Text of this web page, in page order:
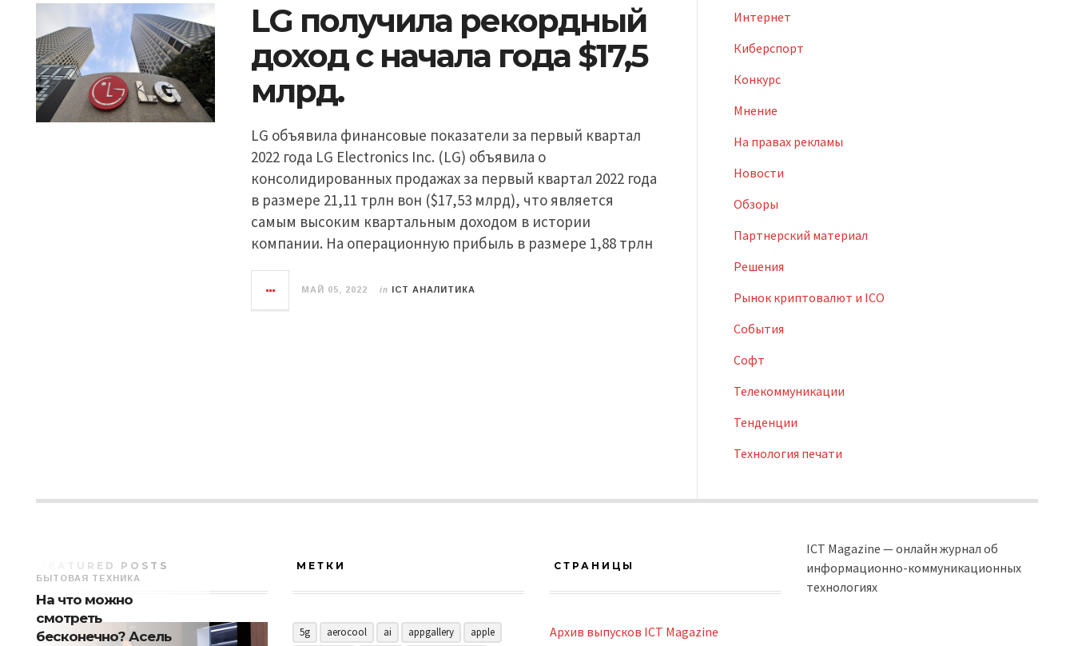
LG получила рекордный
доход с начала года $17,5
млрд.
LG объявила финансовые показатели за первый квартал
2022 года LG Electronics Inc. (LG) объявила о
консолидированных продажах за первый квартал 2022 года
в размере 21,11 трлн вон ($17,53 млрд), что является
самым высоким квартальным доходом в истории
компании. На операционную прибыль в размере 1,88 трлн
МАЙ 05, 2022 in ICT АНАЛИТИКА
Интернет
Киберспорт
Конкурс
Мнение
На правах рекламы
Новости
Обзоры
Партнерский материал
Решения
Рынок криптовалют и ICO
События
Софт
Телекоммуникации
Тенденции
Технология печати
FEATURED POSTS
БЫТОВАЯ ТЕХНИКА
На что можно
смотреть
бесконечно? Асель
МЕТКИ
5g aerocool ai appgallery
apple
СТРАНИЦЫ
Архив выпусков ICT Magazine
ICT Magazine — онлайн журнал об
информационно-коммуникационных
технологиях